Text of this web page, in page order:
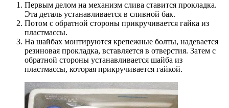
Первым делом на механизм слива ставится прокладка.
Эта деталь устанавливается в сливной бак.
Потом с обратной стороны прикручивается гайка из
пластмассы.
На шайбах монтируются крепежные болты, надевается
резиновая прокладка, вставляется в отверстия. Затем с
обратной стороны устанавливается шайба из
пластмассы, которая прикручивается гайкой.